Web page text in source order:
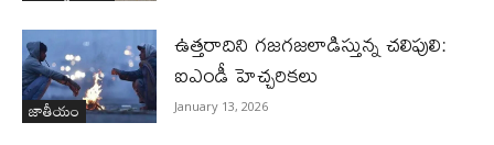
జాతీయం
ఉత్తరాదిని గజగజలాడిస్తున్న చలిపులి:
ఐఎండీ హెచ్చరికలు
January 13, 2026